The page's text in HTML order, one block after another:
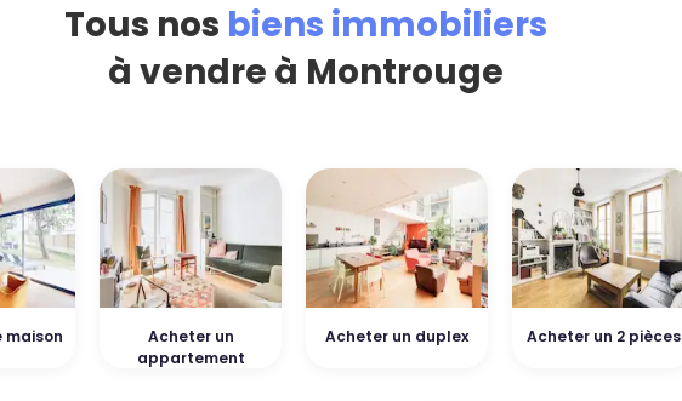
Tous nos biens immobiliers
à vendre à Montrouge
maison
Acheter un
appartement
Acheter un duplex Acheter un 2 pièces